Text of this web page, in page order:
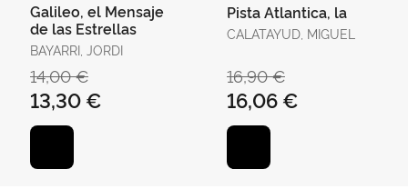
Galileo, el Mensaje
de las Estrellas
BAYARRI, JORDI
14,00 €
13,30 €
Pista Atlantica, la
CALATAYUD, MIGUEL
16,90 €
16,06 €